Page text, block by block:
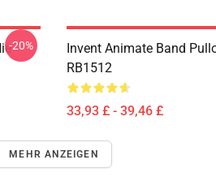
-20%
Invent Animate Band
RB1512
33,93 £ - 39,46 £
MEHR ANZEIGEN